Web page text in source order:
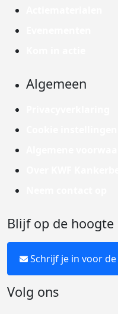
Algemeen
Blijf op de hoogte
Schrijf je in voor
Volg ons